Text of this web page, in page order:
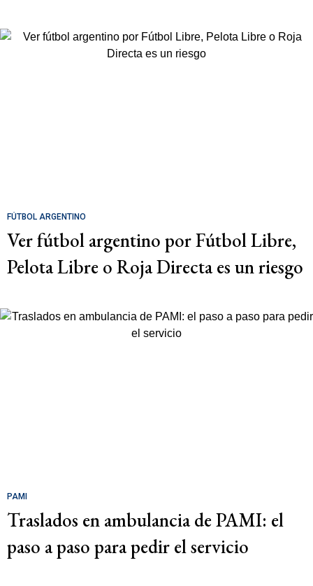
FÚTBOL ARGENTINO
Ver fútbol argentino por Fútbol Libre,
Pelota Libre o Roja Directa es un riesgo
PAMI
Traslados en ambulancia de PAMI: el
paso a paso para pedir el servicio